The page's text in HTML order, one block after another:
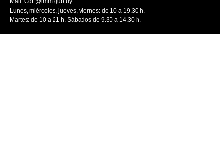
Mail: CdF@imm.gub.uy
Lunes, miércoles, jueves, viernes: de 10 a 19.30 h.
Martes: de 10 a 21 h. Sábados de 9.30 a 14.30 h.